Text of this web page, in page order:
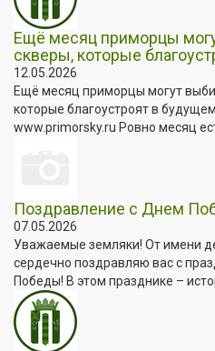
Ещё месяц приморцы
скверы, которые
12.05.2026
Ещё месяц приморцы могут
которые благоустроят в
www.primorsky.ru Ровно месяц
Поздравление с Днем
07.05.2026
Уважаемые земляки! От имени
сердечно поздравляю вас с
Победы! В этом празднике –